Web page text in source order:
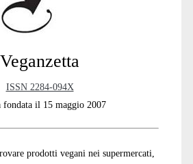
Veganzetta
ISSN 2284-094X
fondata il 15 maggio 2007
prodotti vegani nei supermercati,